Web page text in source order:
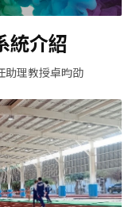
統介紹
助理教授卓昀劭